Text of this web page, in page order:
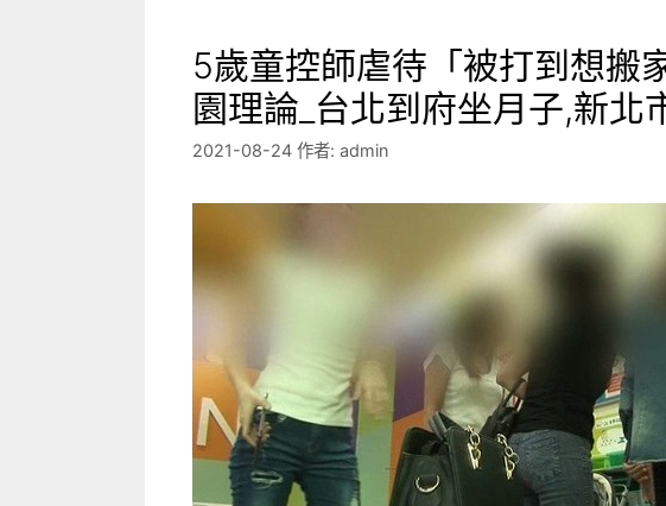
5歲童控師虐待「被打到想
園理論_台北到府坐月子,新北
2021-08-24 作者: admin